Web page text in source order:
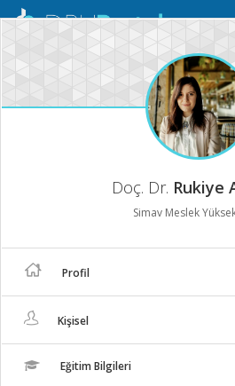
Doç. Dr. Rukiye
Simav Meslek
Profil
Kişisel
Eğitim Bilgileri